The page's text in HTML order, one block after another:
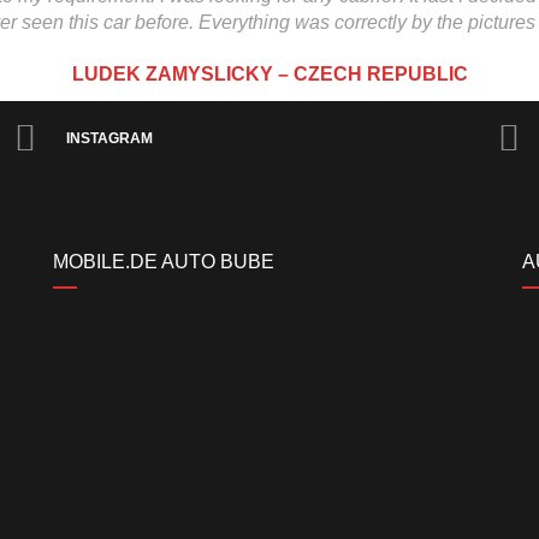
seen this car before. Everything was correctly by the
LUDEK ZAMYSLICKY – CZECH REPUBLIC
INSTAGRAM
MOBILE.DE AUTO BUBE